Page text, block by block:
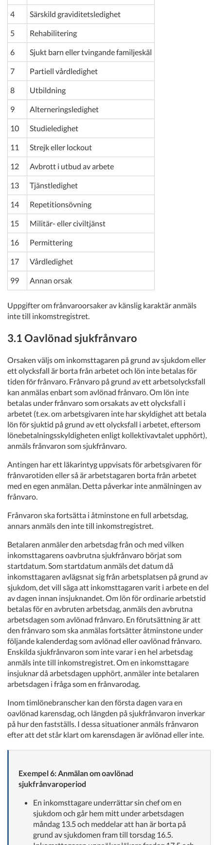
4 Särskild graviditetsledighet
5 Rehabilitering
6 Sjukt barn eller tvingande familjeskäl
7 Partiell vårdledighet
8 Utbildning
9 Alterneringsledighet
10 Studieledighet
11 Strejk eller lockout
12 Avbrott i utbud av arbete
13 Tjänstledighet
14 Repetitionsövning
15 Militär- eller civiltjänst
16 Permittering
17 Vårdledighet
99 Annan orsak
Uppgifter om frånvaroorsaker av känslig karaktär anmäls
inte till inkomstregistret.
3.1 Oavlönad sjukfrånvaro
Orsaken väljs om inkomsttagaren på grund av sjukdom eller
ett olycksfall är borta från arbetet och lön inte betalas för
tiden för frånvaro. Frånvaro på grund av ett arbetsolycksfall
kan anmälas enbart som avlönad frånvaro. Om lön inte
betalas under frånvaro som orsakats av ett olycksfall i
arbetet (t.ex. om arbetsgivaren inte har skyldighet att betala
lön för sjuktid på grund av ett olycksfall i arbetet, eftersom
lönebetalningsskyldigheten enligt kollektivavtalet upphört),
anmäls frånvaron som sjukfrånvaro.
Antingen har ett läkarintyg uppvisats för arbetsgivaren för
frånvarotiden eller så är arbetstagaren borta från arbetet
med en egen anmälan. Detta påverkar inte anmälningen av
frånvaro.
Frånvaron ska fortsätta i åtminstone en full arbetsdag,
annars anmäls den inte till inkomstregistret.
Betalaren anmäler den arbetsdag från och med vilken
inkomsttagarens oavbrutna sjukfrånvaro börjat som
startdatum. Som startdatum anmäls det datum då
inkomsttagaren avlägsnat sig från arbetsplatsen på grund av
sjukdom, det vill säga att inkomsttagaren varit i arbete en del
av dagen innan insjuknandet. Om lön för ordinarie arbetstid
betalas för en avbruten arbetsdag, anmäls den avbrutna
arbetsdagen som avlönad frånvaro. En förutsättning är att
den frånvaro som ska anmälas fortsätter åtminstone under
följande kalenderdag som avlönad eller oavlönad frånvaro.
Enskilda sjukfrånvaron som inte varar i en hel arbetsdag
anmäls inte till inkomstregistret. Om en inkomsttagare
insjuknar då arbetsdagen upphört, anmäler inte betalaren
arbetsdagen i fråga som en frånvarodag.
Inom timlönebranscher kan den första dagen vara en
oavlönad karensdag, och längden på sjukfrånvaron inverkar
på hur den fastställs. I dessa situationer anmäls frånvaron
efter att det står klart om karensdagen är avlönad eller inte.
Exempel 6: Anmälan om oavlönad
sjukfrånvaroperiod
En inkomsttagare underrättar sin chef om en
sjukdom och går hem mitt under arbetsdagen
måndag 13.5 och meddelar att han är borta på
grund av sjukdomen fram till torsdag 16.5.